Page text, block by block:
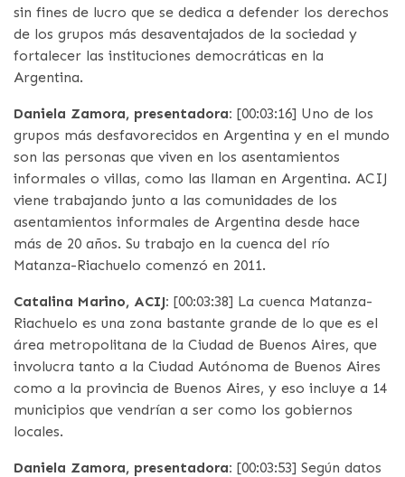
sin fines de lucro que se dedica a defender los derechos
de los grupos más desaventajados de la sociedad y
fortalecer las instituciones democráticas en la
Argentina.
Daniela Zamora, presentadora: [00:03:16] Uno de los
grupos más desfavorecidos en Argentina y en el mundo
son las personas que viven en los asentamientos
informales o villas, como las llaman en Argentina. ACIJ
viene trabajando junto a las comunidades de los
asentamientos informales de Argentina desde hace
más de 20 años. Su trabajo en la cuenca del río
Matanza-Riachuelo comenzó en 2011.
Catalina Marino, ACIJ: [00:03:38] La cuenca Matanza-
Riachuelo es una zona bastante grande de lo que es el
área metropolitana de la Ciudad de Buenos Aires, que
involucra tanto a la Ciudad Autónoma de Buenos Aires
como a la provincia de Buenos Aires, y eso incluye a 14
municipios que vendrían a ser como los gobiernos
locales.
Daniela Zamora, presentadora: [00:03:53] Según datos